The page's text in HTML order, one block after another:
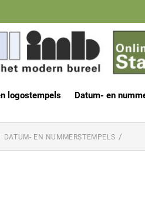
logostempels Datum- en
DATUM- EN NUMMERSTEMPELS